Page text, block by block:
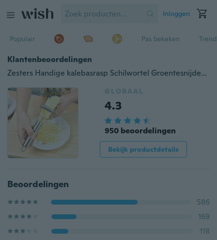
Inloggen
Populair Pas bekeken
Klantenbeoordelingen
Zesters Handige kalebasrasp Schilwortel Groentesnijder Zesters Keukengadgets Roestvrij staal
GLOBAAL
4.3
950 beoordelingen
Bekijk productdetails
Beoordelingen
586
169
118